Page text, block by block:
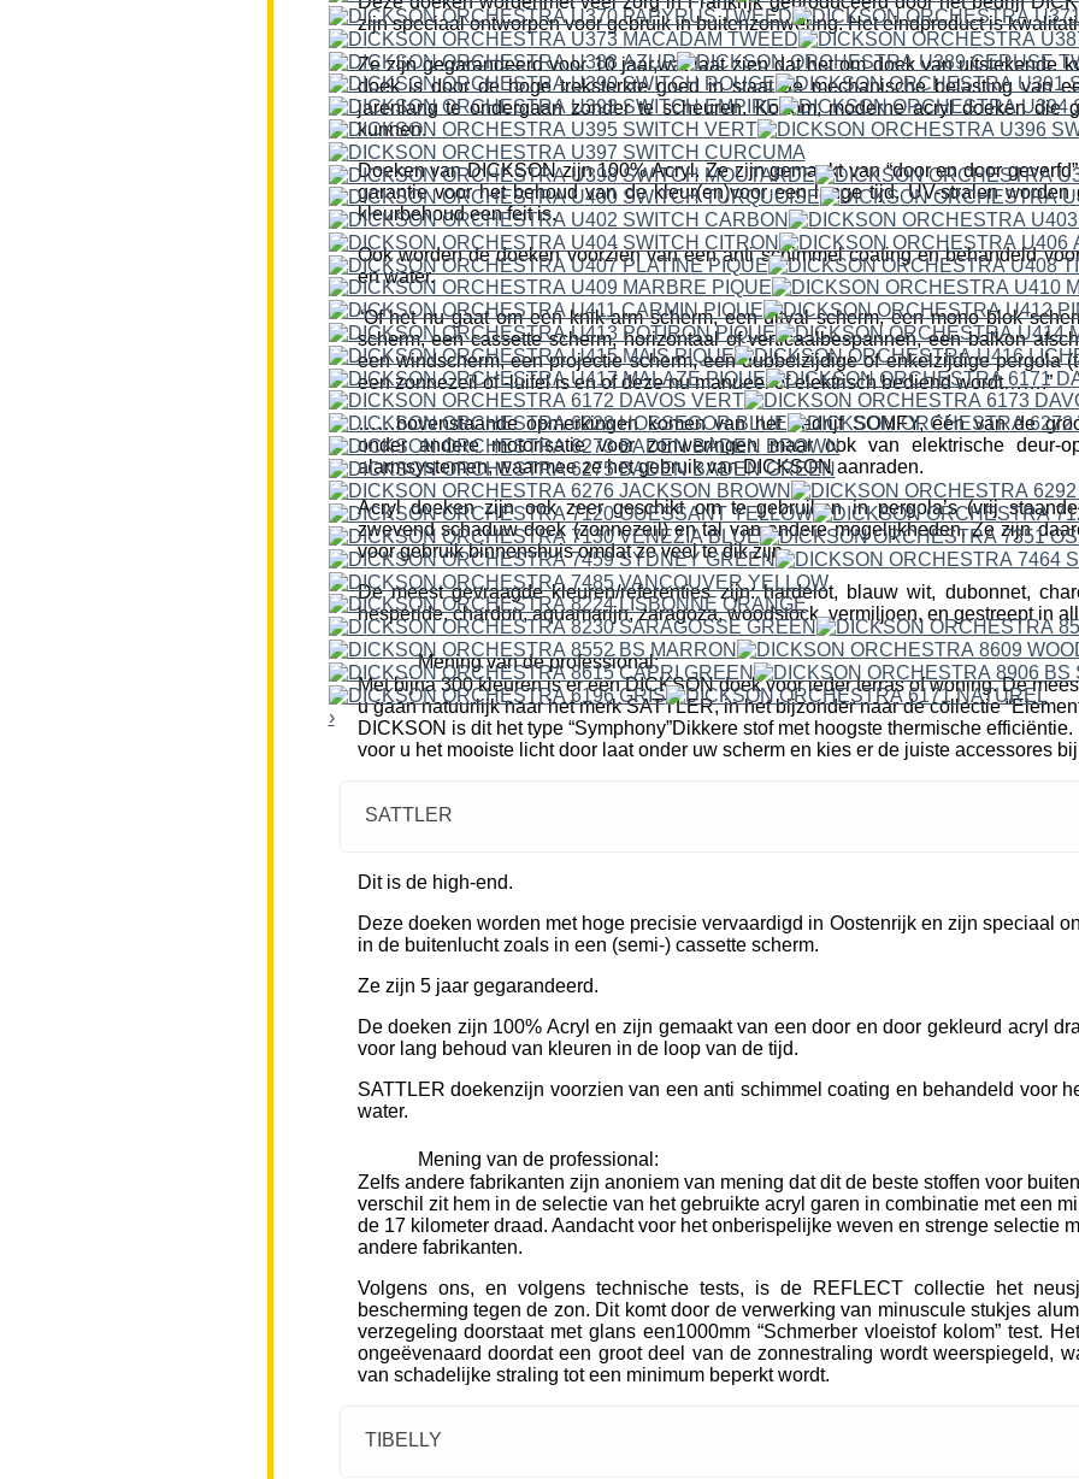
›
zijn speciaal ontworpen voor gebruik in buitenzonwering. Het eindproduct is
Ze zijn gegarandeerd voor 10 jaar,wat laat zien dat het om doek van uitstekende
doek is door de hoge treksterkte goed in staat de mechanische belasting van
jarenlang te ondergaan zonder te scheuren. Kortom; moderne acryl doeken die
kunnen.
Doeken van DICKSON zijn 100% Acryl. Ze zijn gemaakt van “door en door
garantie voor het behoud van de kleur(en)voor een lange tijd. UV-stralen worden
kleurbehoud een feit is.
Ook worden de doeken voorzien van een anti schimmel coating en behandeld
en water.
“Of het nu gaat om een knik-arm scherm, een uitval scherm, een mono blok
scherm, een cassette scherm, horizontaal of verticaalbespannen, een balkon
een windscherm, een projectie scherm, een dubbelzijdige of enkelzijdige pergola
een zonnezeil of -luifel is en of deze nu manueel of elektrisch bediend wordt…….”
……bovenstaande opmerkingen komen van het bedrijf SOMFY, één van de
onder andere motorisatie voor zonweringen maar ook van elektrische deur-
alarmsystemen, waarmee ze het gebruik van DICKSON aanraden.
Acryl doeken zijn ook zeer geschikt om te gebruiken in pergola’s (vrij
zwevend schaduw doek (zonnezeil) en tal van andere mogelijkheden. Ze zijn
voor gebruik binnenshuis omdat ze veel te dik zijn.
De meest gevraagde kleuren/referenties zijn: hardelot, blauw wit, dubonnet,
hesperide, chardon, aquamarijn, zaragoza, woodstock, vermiljoen, en gestreept in
Mening van de professional:
Met bijna 300 kleuren is er een DICKSON doek voor ieder terras of woning. De
u gaan natuurlijk naar het merk SATTLER, in het bijzonder naar de collectie
DICKSON is dit het type “Symphony”Dikkere stof met hoogste thermische
voor u het mooiste licht door laat onder uw scherm en kies er de juiste accessores
SATTLER
Dit is de high-end.
Deze doeken worden met hoge precisie vervaardigd in Oostenrijk en zijn speciaal
in de buitenlucht zoals in een (semi-) cassette scherm.
Ze zijn 5 jaar gegarandeerd.
De doeken zijn 100% Acryl en zijn gemaakt van een door en door gekleurd acryl
voor lang behoud van kleuren in de loop van de tijd.
SATTLER doekenzijn voorzien van een anti schimmel coating en behandeld voor
water.
Mening van de professional:
Zelfs andere fabrikanten zijn anoniem van mening dat dit de beste stoffen voor
verschil zit hem in de selectie van het gebruikte acryl garen in combinatie met een
de 17 kilometer draad. Aandacht voor het onberispelijke weven en strenge selectie
andere fabrikanten.
Volgens ons, en volgens technische tests, is de REFLECT collectie het
bescherming tegen de zon. Dit komt door de verwerking van minuscule stukjes
verzegeling doorstaat met glans een1000mm “Schmerber vloeistof kolom” test.
ongeëvenaard doordat een groot deel van de zonnestraling wordt weerspiegeld,
van schadelijke straling tot een minimum beperkt wordt.
TIBELLY